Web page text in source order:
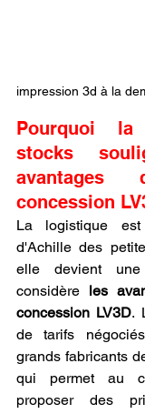
impression 3d à la
Pourquoi
stocks
avantages
concession
La logistique
d'Achille des
elle devient
considère les
concession LV3D.
de tarifs
grands fabricants
qui permet au
proposer des